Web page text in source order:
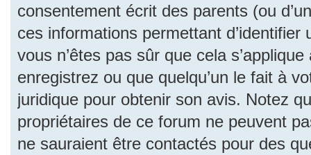
consentement écrit des parents (ou
ces informations permettant
vous n’êtes pas sûr que cela
enregistrez ou que quelqu’un le fait à
juridique pour obtenir son avis. Notez
propriétaires de ce forum ne peuvent
ne sauraient être contactés pour des